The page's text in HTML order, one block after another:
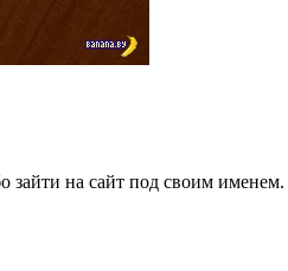
зайти на сайт под своим именем.